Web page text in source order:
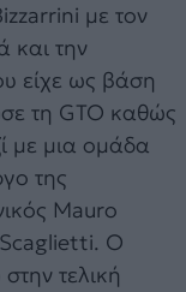
με τον
και την
είχε ως βάση
τη GTO καθώς
με μια ομάδα
της
Mauro
Scaglietti. Ο
τελική